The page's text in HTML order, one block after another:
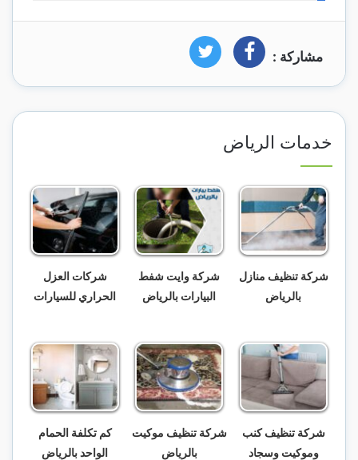
مشاركة : فيسبوك تويتر
خدمات الرياض
شركة تنظيف منازل
بالرياض
شركة وايت شفط
البيارات بالرياض
شركات العزل
الحراري للسيارات
شركة تنظيف كنب
وموكيت وسجاد
شركة تنظيف موكيت
بالرياض
كم تكلفة الحمام
الواحد بالرياض